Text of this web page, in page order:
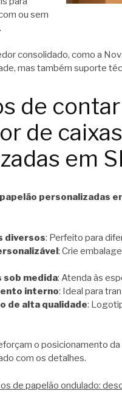
ou sem
consolidado, como a
mas também suporte
de
de
em
personalizadas
diversos: Perfeito para
: Crie
sob medida: Atenda às
interno: Ideal para
de alta qualidade:
o posicionamento
com os detalhes.
de papelão ondulado: